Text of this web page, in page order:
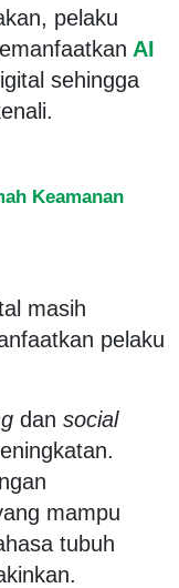
pelaku
AI
sehingga
Keamanan
masih
pelaku
dan social
mampu
tubuh